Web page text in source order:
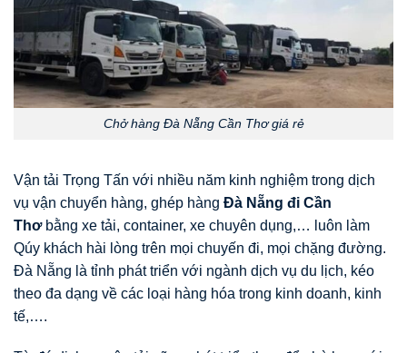
Chở hàng Đà Nẵng Cần Thơ giá rẻ
Vận tải Trọng Tấn với nhiều năm kinh nghiệm trong dịch
vụ vận chuyển hàng, ghép hàng Đà Nẵng đi Cần
Thơbằng xe tải, container, xe chuyên dụng,… luôn làm
Qúy khách hài lòng trên mọi chuyến đi, mọi chặng đường.
Đà Nẵng là tỉnh phát triển với ngành dịch vụ du lịch, kéo
theo đa dạng về các loại hàng hóa trong kinh doanh, kinh
tế,….